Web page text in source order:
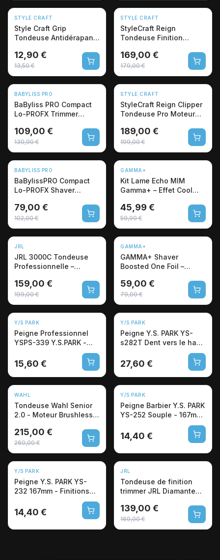
NOUVEAU
-4%
STYLE CRAFT
Style Craft Grip
Tondeuse Antidérapant
12,90 €
13,50 €
NOUVEAU
-6%
STYLE CRAFT
StyleCraft Reign
Tondeuse Finition
169,00 €
179,00 €
NOUVEAU
-17%
BABYLISS PRO
BaByliss PRO Compact
Lo-PROFX Trimmer
finition
109,00 €
130,90 €
NOUVEAU
-5%
STYLE CRAFT
StyleCraft Reign Clipper
Tondeuse Pro Moteur
189,00 €
199,00 €
NOUVEAU
-23%
BABYLISS PRO
BaBylissPRO Compact
Lo-PROFX Shaver
79,00 €
102,00 €
NOUVEAU
-23%
GAMMA+
Kit Lame Echo MIM
Gamma+ – Effet Cool
45,99 €
59,99 €
NOUVEAU
-20%
JRL
JRL 3000C Tondeuse
Professionnelle –
159,00 €
199,00 €
NOUVEAU
-25%
GAMMA+
GAMMA+ Shaver
Boosted One Foil –
Professionnel
59,00 €
79,00 €
NOUVEAU
Y/S PARK
Peigne Professionnel
YSPS-339 Y.S.PARK -
15,60 €
NOUVEAU
Y/S PARK
Peigne Y.S. PARK YS-
s282T Dent vers le haut
27,60 €
NOUVEAU
-17%
WAHL
Tondeuse Wahl Senior
2.0 - Moteur Brushless
215,00 €
260,00 €
NOUVEAU
Y/S PARK
Peigne Barbier Y.S. PARK
YS-252 Souple - 167mm
14,40 €
NOUVEAU
Y/S PARK
Peigne Y.S. PARK YS-
232 167mm - Finitions
Barbier Professionnel
14,40 €
NOUVEAU
-18%
JRL
Tondeuse de finition
trimmer JRL Diamante
139,00 €
169,00 €